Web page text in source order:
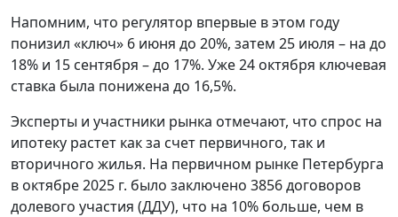
Напомним, что регулятор впервые в этом году
понизил «ключ» 6 июня до 20%, затем 25 июля – на до
18% и 15 сентября – до 17%. Уже 24 октября ключевая
ставка была понижена до 16,5%.
Эксперты и участники рынка отмечают, что спрос на
ипотеку растет как за счет первичного, так и
вторичного жилья. На первичном рынке Петербурга
в октябре 2025 г. было заключено 3856 договоров
долевого участия (ДДУ), что на 10% больше, чем в